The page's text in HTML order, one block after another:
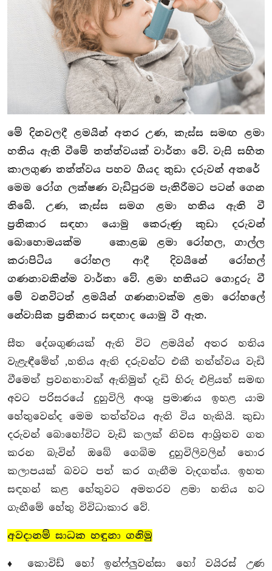
මේ දිනවලදී ළමයින් අතර උණ, කැස්ස සමඟ ළමා
හතිය ඇති වීමේ තත්ත්වයක් වාර්තා වේ. වැසි සහිත
කාලගුණ තත්ත්වය පහව ගියද තුඩා දරුවන් අතරේ
මෙම රෝග ලක්ෂණ වැඩිපුරම පැතිරීමට පටන් ගෙන
තිබේ. උණ, කැස්ස සමග ළමා හතිය ඇති වී
ප්‍රතිකාර සඳහා යොමු කෙරුණු කුඩා දරුවන්
බොහොමයක්ම කොළඹ ළමා රෝහල, ගාල්ල
කරාපිටිය රෝහල ආදී දිවයිනේ රෝහල්
ගණනාවකින්ම වාර්තා වේ. ළමා හතියට ගොදුරු වී
මේ වනවිටත් ළමයින් ගණනාවක්ම ළමා රෝහලේ
නේවාසික ප්‍රතිකාර සඳහාද යොමු වී ඇත.
සීත දේශගුණයක් ඇති විට ළමයින් අතර හතිය
වැළැඳීමේත් ,හතිය ඇති දරුවන්ට එකී තත්ත්වය වැඩි
වීමෙත් ප්‍රවනතාවක් ඇතිමුත් දැඩි හිරු එළියත් සමඟ
අවට පරිසරයේ දුහුවිලි අංශු ප්‍රමාණය ඉහළ යාම
හේතුවෙන්ද මෙම තත්ත්වය ඇති විය හැකියි. කුඩා
දරුවන් බොහෝවිට වැඩි කලක් නිවස ආශ්‍රිතව ගත
කරන බැවින් ඔබේ ගෙබිම දුහුවිලිවලින් තොර
කලාපයක් බවට පත් කර ගැනීම වැදගත්ය. ඉහත
සඳහන් කළ හේතුවට අමතරව ළමා හතිය හට
ගැනීමේ හේතු විවිධාකාර වේ.
අවදානම් සාධක හඳුනා ගනිමු
♦ කොවිඩ් හෝ ඉන්ෆ්ලුවන්සා හෝ වයිරස් උණ